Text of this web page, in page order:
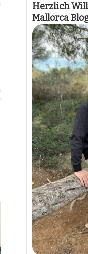
Herzlich
Mallorca